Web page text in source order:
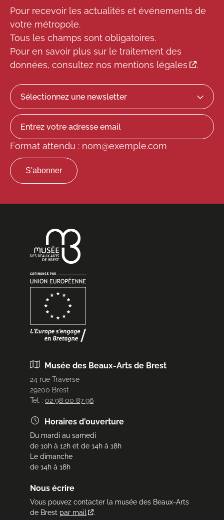
Pour recevoir les actualités et événements de
votre métropole.
Tous les champs sont obligatoires.
Pour en savoir plus sur le traitement des
données, consultez nos mentions légales .
Format attendu : nom@exemple.com
Musée des Beaux-Arts de Brest
24 rue Traverse
29200 Brest
Tel. : 02 98 00 87 96
Horaires d'ouverture
Du mardi au samedi
de 10h à 12h et de 14h à 18h
Le dimanche
de 14h à 18h
Nous écrire
Vous pouvez contacter la musée des Beaux-Arts
de Brest par mail .